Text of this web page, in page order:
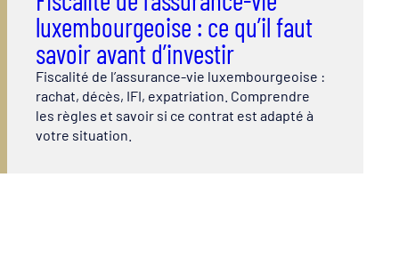
luxembourgeoise : ce qu’il faut
savoir avant d’investir
Fiscalité de l’assurance-vie luxembourgeoise :
rachat, décès, IFI, expatriation. Comprendre
les règles et savoir si ce contrat est adapté à
votre situation.